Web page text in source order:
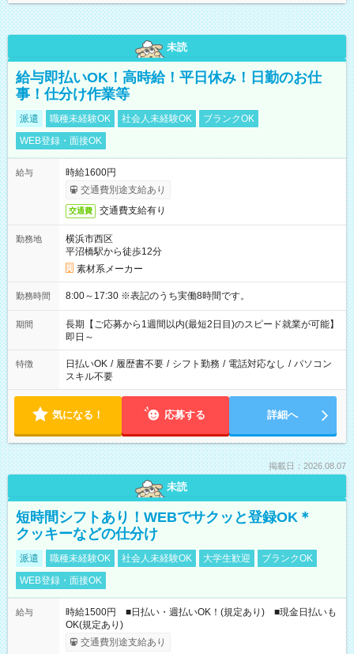
未読
給与即払いOK！高時給！平日休み！日勤のお仕
事！仕分け作業等
派遣 職種未経験OK 社会人未経験OK
ブランクOK
WEB登録・面接OK
給与
時給1600円
交通費別途支給あり
交通費 交通費支給有り
勤務地
横浜市西区
平沼橋駅から徒歩12分
素材系メーカー
勤務時間 8:00～17:30 ※表記のうち実働8時間です。
期間
長期【ご応募から1週間以内(最短2日目)のスピード就業が可能】
即日～
特徴 日払いOK / 履歴書不要 / シフト勤務 / 電話対応なし / パソコン
スキル不要
気になる！ 応募する 詳細へ
掲載日：2026.08.07
未読
短時間シフトあり！WEBでサクッと登録OK＊
クッキーなどの仕分け
派遣 職種未経験OK 社会人未経験OK 大学生歓迎
ブランクOK
WEB登録・面接OK
給与
時給1500円 ■日払い・週払いOK！(規定あり) ■現金日払いも
OK(規定あり)
交通費別途支給あり